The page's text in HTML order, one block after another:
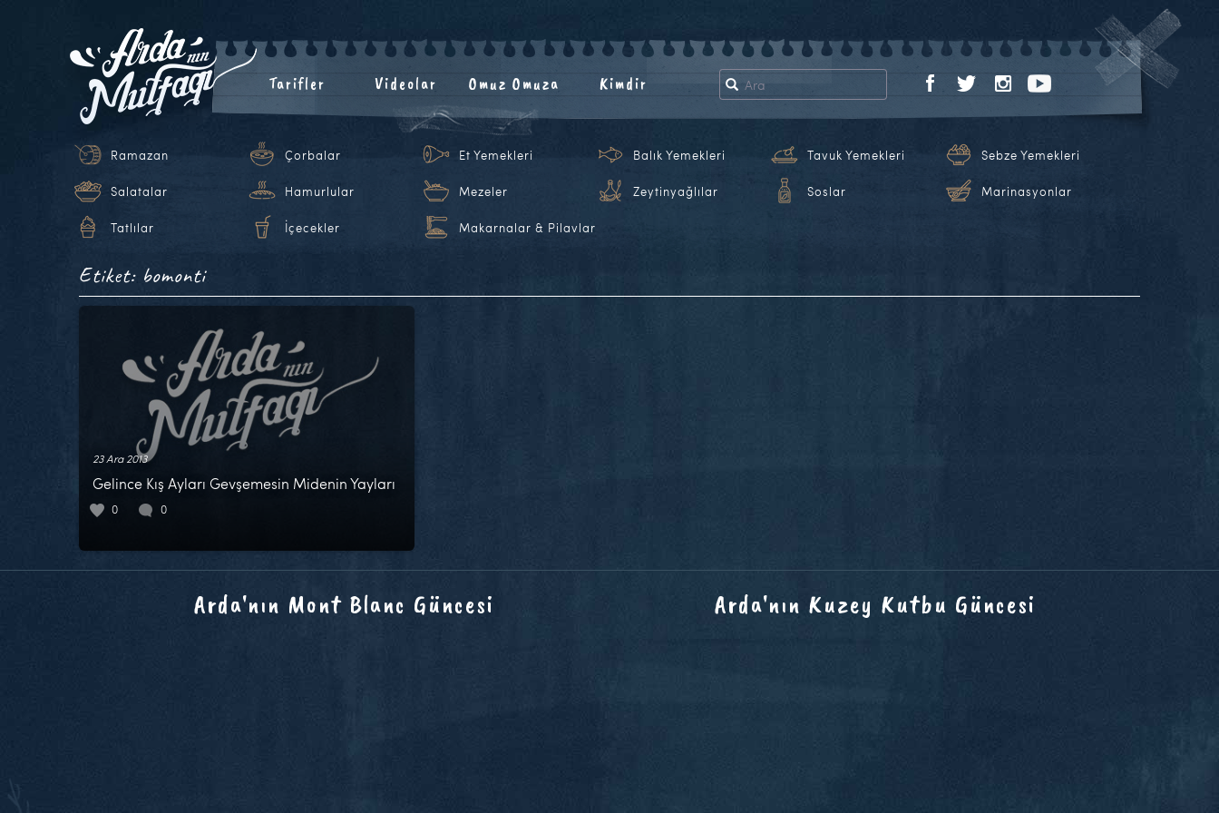
Tarifler Videolar Omuz Omuza Kimdir
Ramazan Çorbalar Et Yemekleri Balık Yemekleri Tavuk Yemekleri Sebze Yemekleri
Salatalar Hamurlular Mezeler Zeytinyağlılar Soslar Marinasyonlar
Tatlılar İçecekler Makarnalar & Pilavlar
Etiket: bomonti
23 Ara 2013
Gelince Kış Ayları Gevşemesin Midenin Yayları
0 0
Arda'nın Mont Blanc Güncesi Arda'nın Kuzey Kutbu Güncesi